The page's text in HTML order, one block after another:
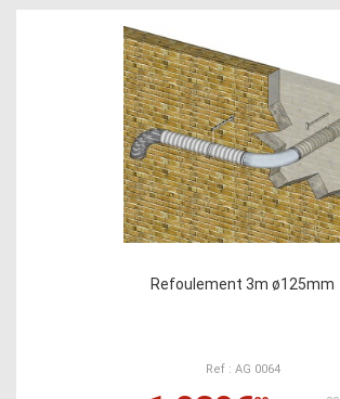
Refoulement 3m ø125mm
Ref : AG 0064